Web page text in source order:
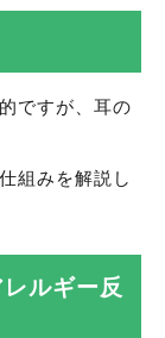
ですが、耳の
組みを解説し
ルギー反